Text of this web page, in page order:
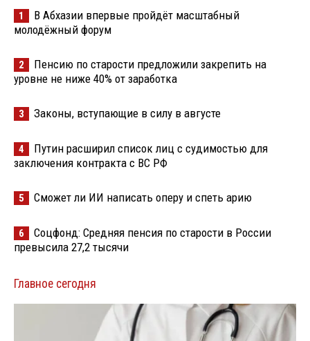
1
В Абхазии впервые пройдёт масштабный
молодёжный форум
2
Пенсию по старости предложили закрепить на
уровне не ниже 40% от заработка
3 Законы, вступающие в силу в августе
4
Путин расширил список лиц с судимостью для
заключения контракта с ВС РФ
5 Сможет ли ИИ написать оперу и спеть арию
6
Соцфонд: Средняя пенсия по старости в России
превысила 27,2 тысячи
Главное сегодня